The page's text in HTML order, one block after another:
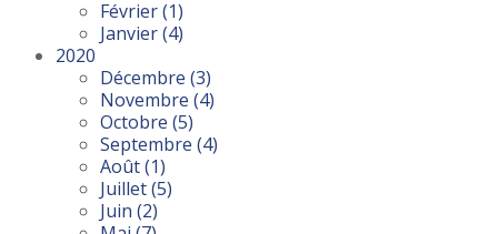
Février(1)
Janvier(4)
2020
Décembre (3)
Novembre (4)
Octobre (5)
Septembre (4)
Août(1)
Juillet(5)
Juin (2)